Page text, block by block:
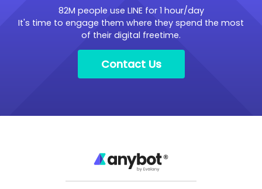
82M people use LINE for 1 hour/day
It's time to engage them where they spend the most
of their digital freetime.
Contact Us